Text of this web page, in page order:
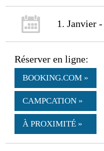
1. Janvier
Réserver en ligne:
BOOKING.COM »
CAMPCATION »
À PROXIMITÉ »